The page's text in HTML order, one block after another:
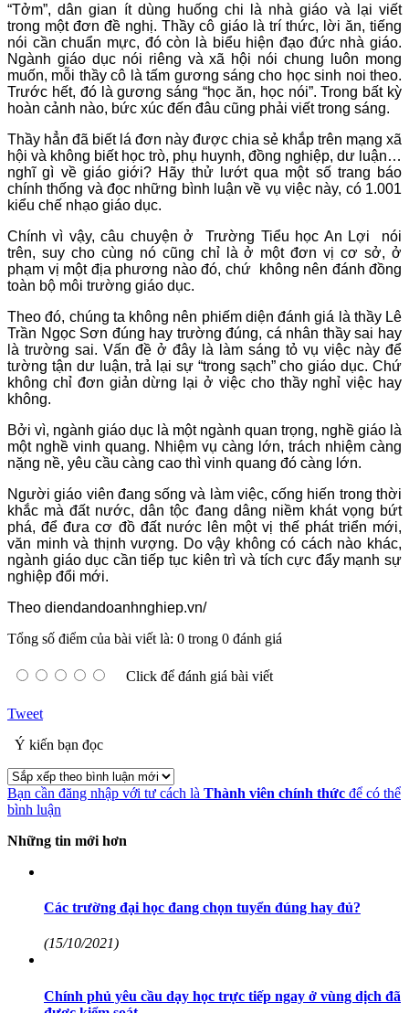
“Tởm”, dân gian ít dùng huống chi là nhà giáo và lại viết
trong một đơn đề nghị. Thầy cô giáo là trí thức, lời ăn, tiếng
nói cần chuẩn mực, đó còn là biểu hiện đạo đức nhà giáo.
Ngành giáo dục nói riêng và xã hội nói chung luôn mong
muốn, mỗi thầy cô là tấm gương sáng cho học sinh noi theo.
Trước hết, đó là gương sáng “học ăn, học nói”. Trong bất kỳ
hoàn cảnh nào, bức xúc đến đâu cũng phải viết trong sáng.
Thầy hẳn đã biết lá đơn này được chia sẻ khắp trên mạng xã
hội và không biết học trò, phụ huynh, đồng nghiệp, dư luận…
nghĩ gì về giáo giới? Hãy thử lướt qua một số trang báo
chính thống và đọc những bình luận về vụ việc này, có 1.001
kiểu chế nhạo giáo dục.
Chính vì vậy, câu chuyện ở Trường Tiểu học An Lợi nói
trên, suy cho cùng nó cũng chỉ là ở một đơn vị cơ sở, ở
phạm vị một địa phương nào đó, chứ không nên đánh đồng
toàn bộ môi trường giáo dục.
Theo đó, chúng ta không nên phiếm diện đánh giá là thầy Lê
Trần Ngọc Sơn đúng hay trường đúng, cá nhân thầy sai hay
là trường sai. Vấn đề ở đây là làm sáng tỏ vụ việc này để
tường tận dư luận, trả lại sự “trong sạch” cho giáo dục. Chứ
không chỉ đơn giản dừng lại ở việc cho thầy nghỉ việc hay
không.
Bởi vì, ngành giáo dục là một ngành quan trọng, nghề giáo là
một nghề vinh quang. Nhiệm vụ càng lớn, trách nhiệm càng
nặng nề, yêu cầu càng cao thì vinh quang đó càng lớn.
Người giáo viên đang sống và làm việc, cống hiến trong thời
khắc mà đất nước, dân tộc đang dâng niềm khát vọng bứt
phá, để đưa cơ đồ đất nước lên một vị thế phát triển mới,
văn minh và thịnh vượng. Do vậy không có cách nào khác,
ngành giáo dục cần tiếp tục kiên trì và tích cực đẩy mạnh sự
nghiệp đổi mới.
Theo diendandoanhnghiep.vn/
Tổng số điểm của bài viết là: 0 trong 0 đánh giá
Click để đánh giá bài viết
Tweet
Ý kiến bạn đọc
Bạn cần đăng nhập với tư cách là Thành viên chính thức để có thể
bình luận
Những tin mới hơn
Các trường đại học đang chọn tuyển đúng hay đủ?
(15/10/2021)
Chính phủ yêu cầu dạy học trực tiếp ngay ở vùng dịch đã